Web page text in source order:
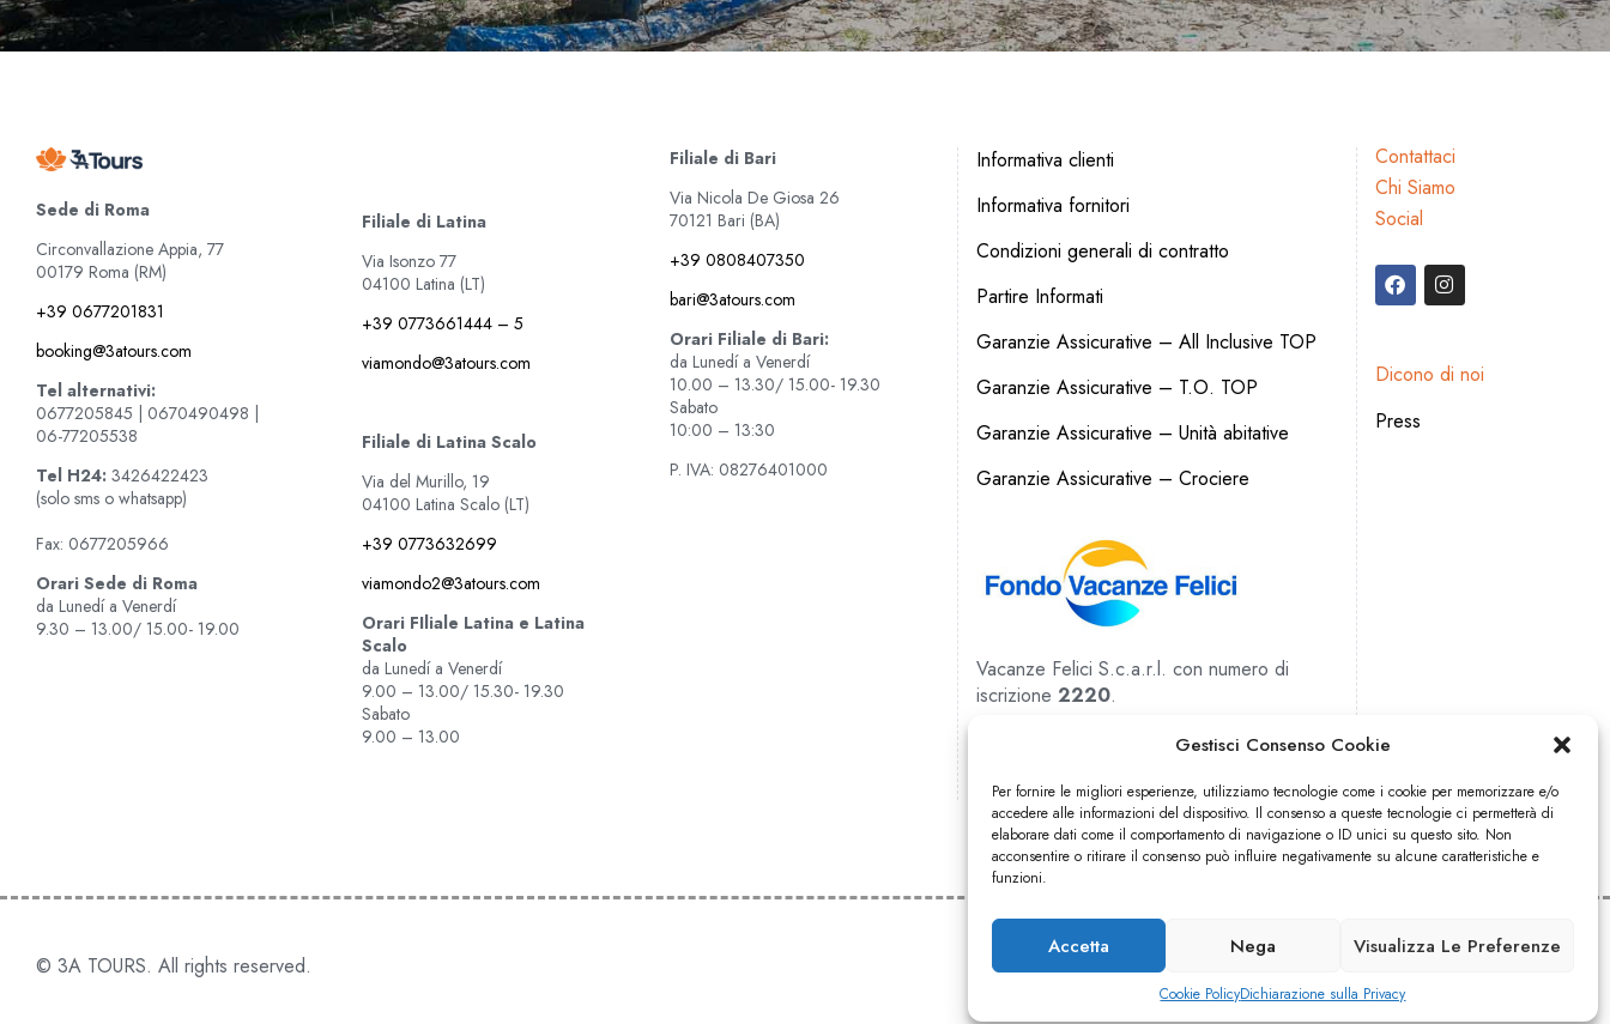
Gestisci Consenso Cookie
Per fornire le migliori esperienze, utilizziamo tecnologie come i cookie per memorizzare e/o
accedere alle informazioni del dispositivo. Il consenso a queste tecnologie ci permetterà di
elaborare dati come il comportamento di navigazione o ID unici su questo sito. Non
acconsentire o ritirare il consenso può influire negativamente su alcune caratteristiche e
funzioni.
Accetta Nega Visualizza Le Preferenze
Cookie PolicyDichiarazione sulla Privacy
Sede di Roma
Circonvallazione Appia, 77
00179 Roma (RM)
+39 0677201831
booking@3atours.com
Tel alternativi:
0677205845 | 0670490498 |
06-77205538
Tel H24: 3426422423
(solo sms o whatsapp)
Fax: 0677205966
Orari Sede di Roma
da Lunedí a Venerdí
9.30 – 13.00/ 15.00- 19.00
Filiale di Latina
Via Isonzo 77
04100 Latina (LT)
+39 0773661444 – 5
viamondo@3atours.com
Filiale di Latina Scalo
Via del Murillo, 19
04100 Latina Scalo (LT)
+39 0773632699
viamondo2@3atours.com
Orari FIliale Latina e Latina
Scalo
da Lunedí a Venerdí
9.00 – 13.00/ 15.30- 19.30
Sabato
9.00 – 13.00
Filiale di Bari
Via Nicola De Giosa 26
70121 Bari (BA)
+39 0808407350
bari@3atours.com
Orari Filiale di Bari:
da Lunedí a Venerdí
10.00 – 13.30/ 15.00- 19.30
Sabato
10:00 – 13:30
P. IVA: 08276401000
Informativa clienti
Informativa fornitori
Condizioni generali di contratto
Partire Informati
Garanzie Assicurative – All Inclusive TOP
Garanzie Assicurative – T.O. TOP
Garanzie Assicurative – Unità abitative
Garanzie Assicurative – Crociere
Vacanze Felici S.c.a.r.l. con numero di
iscrizione2220.
Contattaci
Chi Siamo
Social
Dicono di noi
Press
© 3A TOURS. All rights reserved. Privacy Policy